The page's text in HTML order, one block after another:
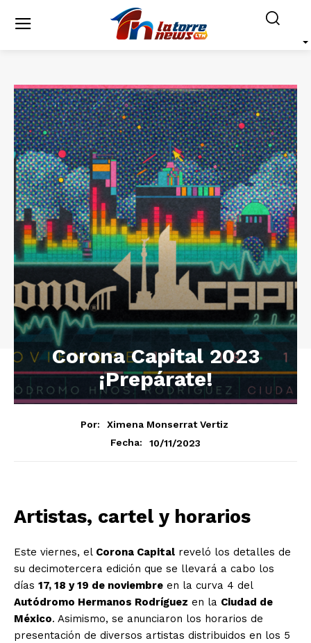
Corona Capital 2023
¡Prepárate!
Por:
Ximena Monserrat Vertiz
Fecha:
10/11/2023
Artistas, cartel y horarios
Este viernes, el Corona Capital reveló los detalles de
su decimotercera edición que se llevará a cabo los
días 17, 18 y 19 de noviembre en la curva 4 del
Autódromo Hermanos Rodríguez en la Ciudad de
México. Asimismo, se anunciaron los horarios de
presentación de diversos artistas distribuidos en los 5